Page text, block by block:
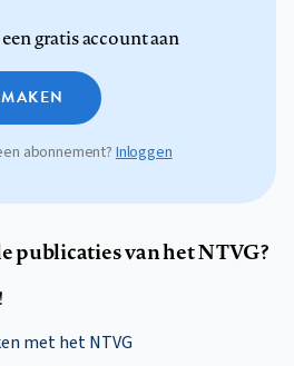
een gratis account aan
abonnement? Inloggen
publicaties van het NTVG?
met het NTVG